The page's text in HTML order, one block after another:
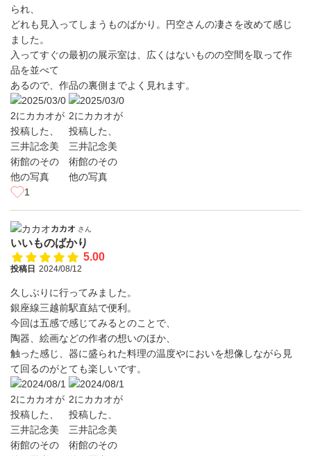
られ、
どれも見入ってしまうものばかり。円空さんの凄さを改めて感じ
ました。
入ってすぐの最初の展示室は、広くはないものの空間を取って作
品を並べて
あるので、作品の裏側までよく見れます。
1
カカオ さん
いいものばかり
5.00
投稿日 2024/08/12
久しぶりに行ってみました。
銀座線三越前駅直結で便利。
今回は五感で感じてみるとのことで、
陶器、絵画などの作者の想いのほか、
触った感じ、器に盛られた料理の温度やにおいを想像しながら見
て回るのがとても楽しいです。